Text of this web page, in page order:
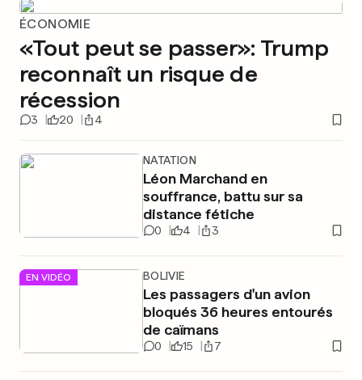
ÉCONOMIE
«Tout peut se passer»: Trump
reconnaît un risque de
récession
3 20 4
NATATION
Léon Marchand en
souffrance, battu sur sa
distance fétiche
0 4 3
EN VIDÉO BOLIVIE
Les passagers d'un avion
bloqués 36 heures entourés
de caïmans
0 15 7